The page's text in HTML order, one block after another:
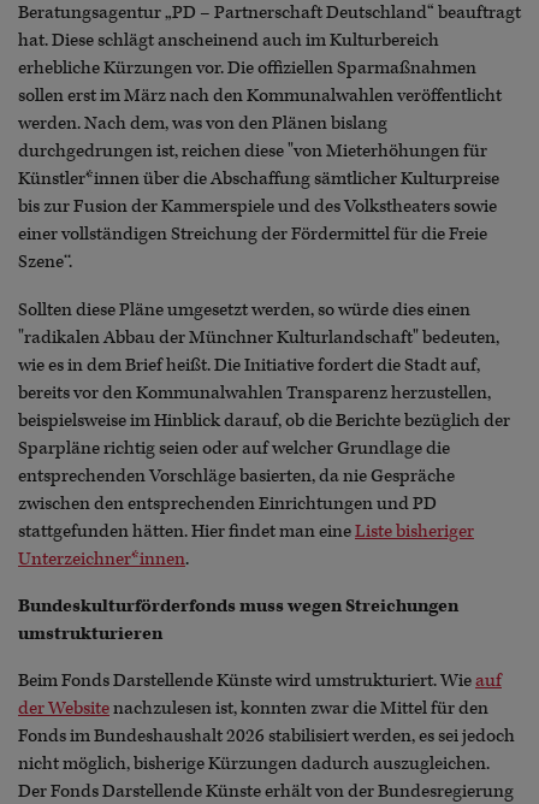
Beratungsagentur „PD – Partnerschaft Deutschland“ beauftragt
hat. Diese schlägt anscheinend auch im Kulturbereich
erhebliche Kürzungen vor. Die offiziellen Sparmaßnahmen
sollen erst im März nach den Kommunalwahlen veröffentlicht
werden. Nach dem, was von den Plänen bislang
durchgedrungen ist, reichen diese "von Mieterhöhungen für
Künstler*innen über die Abschaffung sämtlicher Kulturpreise
bis zur Fusion der Kammerspiele und des Volkstheaters sowie
einer vollständigen Streichung der Fördermittel für die Freie
Szene‘‘.
Sollten diese Pläne umgesetzt werden, so würde dies einen
"radikalen Abbau der Münchner Kulturlandschaft" bedeuten,
wie es in dem Brief heißt. Die Initiative fordert die Stadt auf,
bereits vor den Kommunalwahlen Transparenz herzustellen,
beispielsweise im Hinblick darauf, ob die Berichte bezüglich der
Sparpläne richtig seien oder auf welcher Grundlage die
entsprechenden Vorschläge basierten, da nie Gespräche
zwischen den entsprechenden Einrichtungen und PD
stattgefunden hätten. Hier findet man eineListe bisheriger
Unterzeichner*innen.
Bundeskulturförderfonds muss wegen Streichungen
umstrukturieren
Beim Fonds Darstellende Künste wird umstrukturiert. Wieauf
der Websitenachzulesen ist, konnten zwar die Mittel für den
Fonds im Bundeshaushalt 2026 stabilisiert werden, es sei jedoch
nicht möglich, bisherige Kürzungen dadurch auszugleichen.
Der Fonds Darstellende Künste erhält von der Bundesregierung